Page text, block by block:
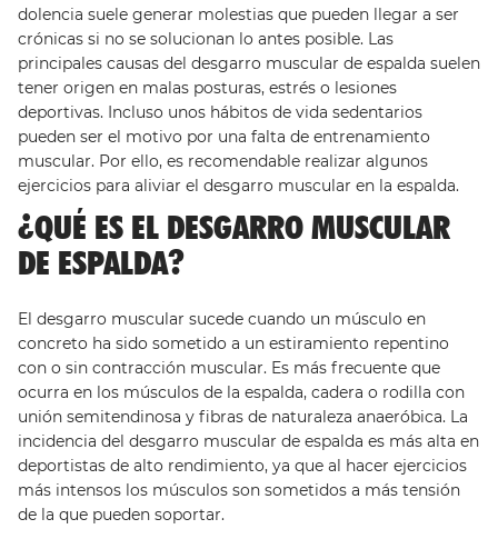
dolencia suele generar molestias que pueden llegar a ser
crónicas si no se solucionan lo antes posible. Las
principales causas del desgarro muscular de espalda suelen
tener origen en malas posturas, estrés o lesiones
deportivas. Incluso unos hábitos de vida sedentarios
pueden ser el motivo por una falta de entrenamiento
muscular. Por ello, es recomendable realizar algunos
ejercicios para aliviar el desgarro muscular en la espalda.
¿QUÉ ES EL DESGARRO MUSCULAR
DE ESPALDA?
El desgarro muscular sucede cuando un músculo en
concreto ha sido sometido a un estiramiento repentino
con o sin contracción muscular. Es más frecuente que
ocurra en los músculos de la espalda, cadera o rodilla con
unión semitendinosa y fibras de naturaleza anaeróbica. La
incidencia del desgarro muscular de espalda es más alta en
deportistas de alto rendimiento, ya que al hacer ejercicios
más intensos los músculos son sometidos a más tensión
de la que pueden soportar.